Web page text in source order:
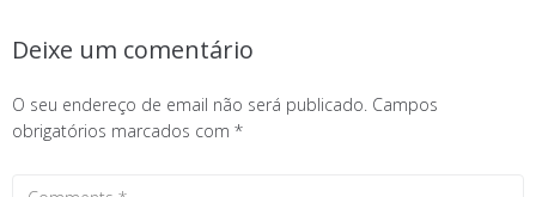
Deixe um comentário
O seu endereço de email não será publicado. Campos
obrigatórios marcados com *